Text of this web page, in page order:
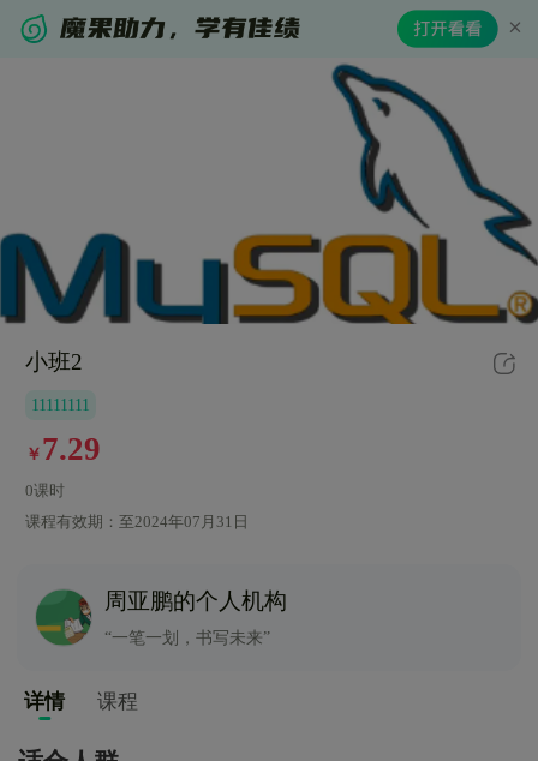
小班2
11111111
￥7.29
0课时
课程有效期：至2024年07月31日
周亚鹏的个人机构
“一笔一划，书写未来”
详情 课程